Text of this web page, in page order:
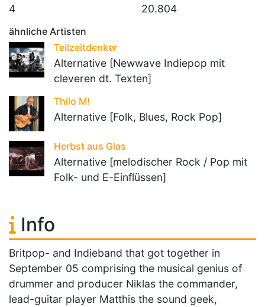
4
20.804
ähnliche Artisten
Teilzeitdenker
Alternative [Newwave Indiepop mit
cleveren dt. Texten]
Thilo M!
Alternative [Folk, Blues, Rock Pop]
Herbst aus Glas
Alternative [melodischer Rock / Pop mit
Folk- und E-Einflüssen]
Info
Britpop- and Indieband that got together in
September 05 comprising the musical genius of
drummer and producer Niklas the commander,
lead-guitar player Matthis the sound geek,